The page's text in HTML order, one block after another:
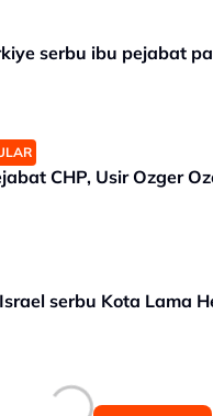
serbu ibu pejabat
CHP, Usir Ozger
serbu Kota Lama